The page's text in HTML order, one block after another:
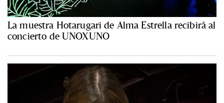
La muestra Hotarugari de Alma Estrella recibirá al
concierto de UNOXUNO